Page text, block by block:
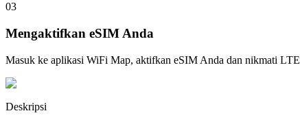
03
Mengaktifkan eSIM Anda
Masuk ke aplikasi WiFi Map, aktifkan eSIM Anda dan nikmati LTE
Deskripsi